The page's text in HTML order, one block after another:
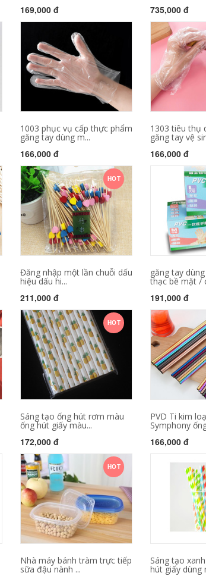
169,000 đ 735,000 đ
1003 phục vụ cấp thực phẩm
găng tay dùng m...
166,000 đ
1303 tiêu thụ
găng tay vệ
166,000 đ
HOT
Đăng nhập một lần chuỗi dấu
hiệu dấu hi...
211,000 đ
găng tay
thạc bề mặt /
191,000 đ
HOT
Sáng tạo ống hút rơm màu
ống hút giấy màu...
172,000 đ
PVD Ti kim
Symphony
166,000 đ
HOT
Nhà máy bánh tràm trực tiếp
sữa đậu nành ...
Sáng tạo
hút giấy dùng